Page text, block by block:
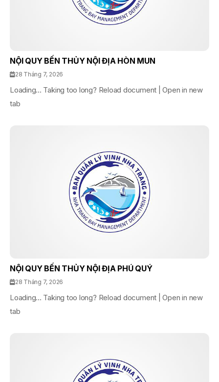
NỘI QUY BẾN THỦY NỘI ĐỊA HÒN MUN
28 Tháng 7, 2026
Loading... Taking too long? Reload document | Open in new
tab
NỘI QUY BẾN THỦY NỘI ĐỊA PHÚ QUÝ
28 Tháng 7, 2026
Loading... Taking too long? Reload document | Open in new
tab